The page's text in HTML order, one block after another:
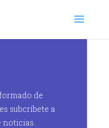
de
subcríbete a